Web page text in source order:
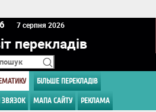
7 серпня 2026
перекладів
БІЛЬШЕ ПЕРЕКЛАДІВ
ЗВЯЗОК МАПА САЙТУ РЕКЛАМА